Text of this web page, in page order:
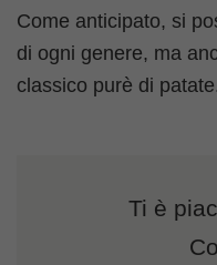
Come anticipato, si
di ogni genere, ma
classico purè di
Ti è